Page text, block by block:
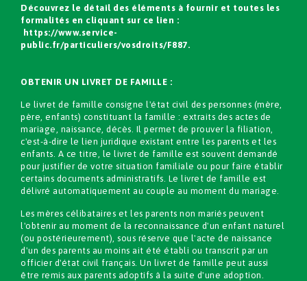
Découvrez le détail des éléments à fournir et toutes les
formalités en cliquant sur ce lien :
https://www.service-
public.fr/particuliers/vosdroits/F887.
OBTENIR UN LIVRET DE FAMILLE :
Le livret de famille consigne l'état civil des personnes (mère,
père, enfants) constituant la famille : extraits des actes de
mariage, naissance, décès. Il permet de prouver la filiation,
c'est-à-dire le lien juridique existant entre les parents et les
enfants. A ce titre, le livret de famille est souvent demandé
pour justifier de votre situation familiale ou pour faire établir
certains documents administratifs. Le livret de famille est
délivré automatiquement au couple au moment du mariage.
Les mères célibataires et les parents non mariés peuvent
l'obtenir au moment de la reconnaissance d'un enfant naturel
(ou postérieurement), sous réserve que l'acte de naissance
d'un des parents au moins ait été établi ou transcrit par un
officier d'état civil français. Un livret de famille peut aussi
être remis aux parents adoptifs à la suite d'une adoption.